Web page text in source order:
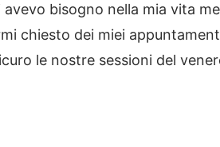
bisogno nella mia vita
chiesto dei miei
le nostre sessioni del